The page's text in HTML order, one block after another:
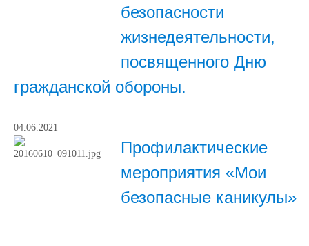
безопасности
жизнедеятельности,
посвященного Дню
гражданской обороны.
04.06.2021
Профилактические
мероприятия «Мои
безопасные каникулы»